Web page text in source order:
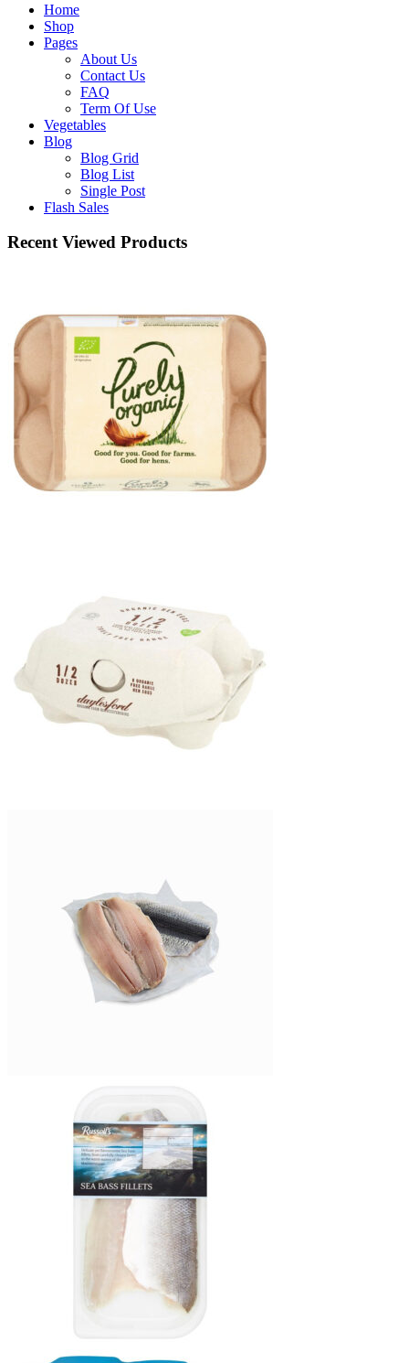
Home
Shop
Pages
About Us
Contact Us
FAQ
Term Of Use
Vegetables
Blog
Blog Grid
Blog List
Single Post
Flash Sales
Recent Viewed Products